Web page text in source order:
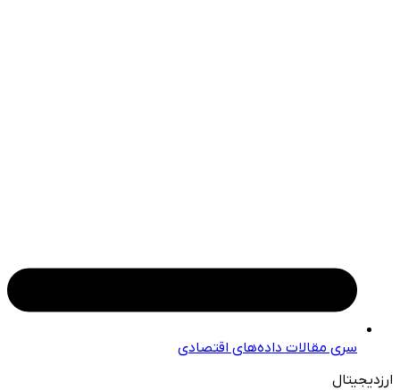
سری مقالات داده‌های اقتصادی
ارزدیجیتال